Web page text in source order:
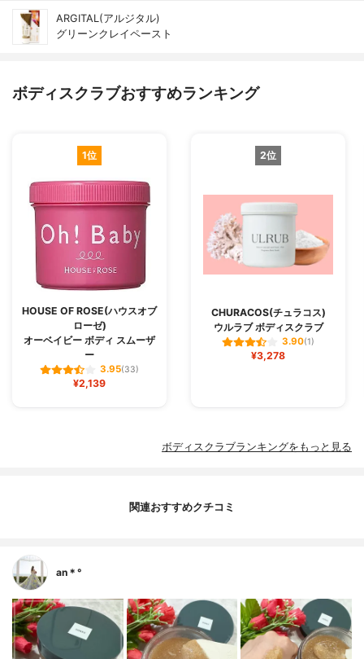
ARGITAL(アルジタル)
グリーンクレイペースト
ボディスクラブおすすめランキング
1位
HOUSE OF ROSE(ハウスオブ
ローゼ)
オーベイビー ボディ スムーザ
ー
3.95(33)
¥2,139
2位
CHURACOS(チュラコス)
ウルラブ ボディスクラブ
3.90(1)
¥3,278
ボディスクラブランキングをもっと見る
関連おすすめクチコミ
an＊°